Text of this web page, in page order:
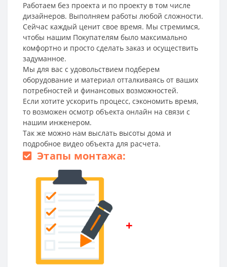
Работаем без проекта и по проекту в том числе
дизайнеров. Выполняем работы любой сложности.
Сейчас каждый ценит свое время. Мы стремимся,
чтобы нашим Покупателям было максимально
комфортно и просто сделать заказ и осуществить
задуманное.
Мы для вас с удовольствием подберем
оборудование и материал отталкиваясь от ваших
потребностей и финансовых возможностей.
Если хотите ускорить процесс, сэкономить время,
то возможен осмотр объекта онлайн на связи с
нашим инженером.
Так же можно нам выслать высоты дома и
подробное видео объекта для расчета.
Этапы монтажа:
+